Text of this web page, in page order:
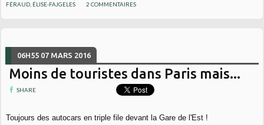
FÉRAUD ÉLISE-FAJGELES 2 COMMENTAIRES
06H55 07 MARS 2016
Moins de touristes dans Paris mais...
SHARE
Toujours des autocars en triple file devant la Gare de l'Est !